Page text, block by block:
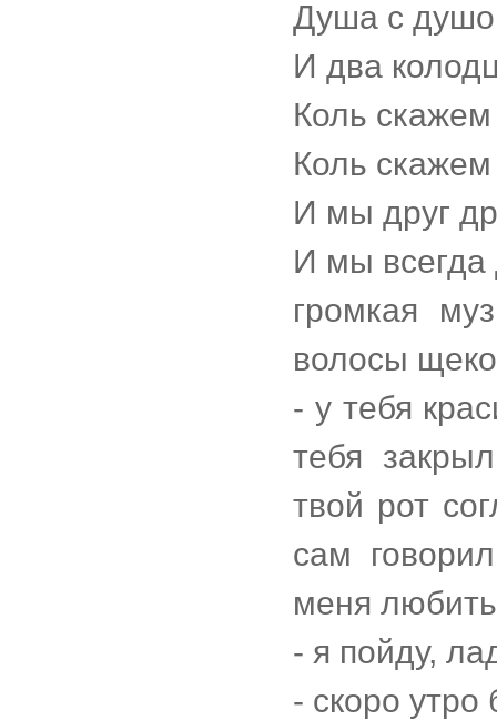
Душа с
И два
Коль
Коль
И мы друг
И мы всегда
громкая
волосы
- у тебя
тебя
твой рот
сам
меня
- я пойду,
- скоро утро